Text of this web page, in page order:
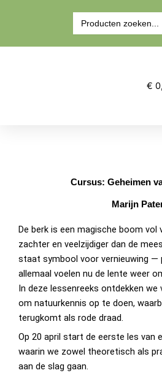
€
Zoek
naar:
Cursus: Geheimen
Marijn
De berk is een magische boom vol
zachter en veelzijdiger dan de
staat symbool voor vernieuwing —
allemaal voelen nu de lente weer
In deze lessenreeks ontdekken we
om natuurkennis op te doen,
terugkomt als rode draad.
Op 20 april start de eerste les van
waarin we zowel theoretisch als
aan de slag gaan.